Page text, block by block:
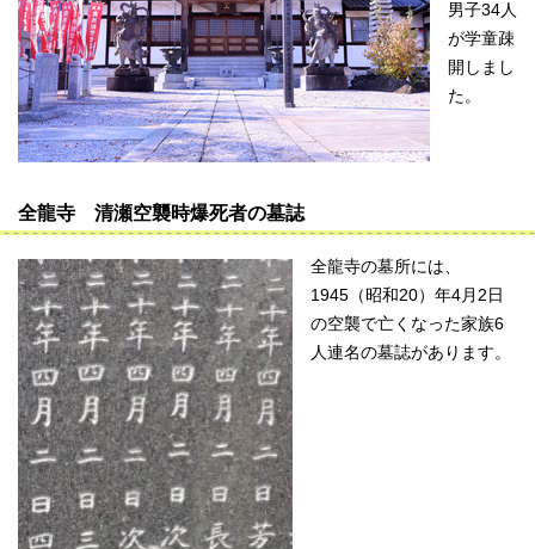
男子34人
が学童疎
開しまし
た。
全龍寺 清瀬空襲時爆死者の墓誌
全龍寺の墓所には、
1945（昭和20）年4月2日
の空襲で亡くなった家族6
人連名の墓誌があります。